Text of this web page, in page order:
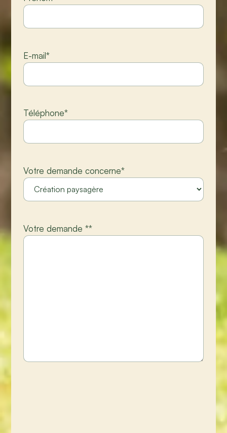
E-mail*
Téléphone*
Votre demande concerne*
Votre demande **